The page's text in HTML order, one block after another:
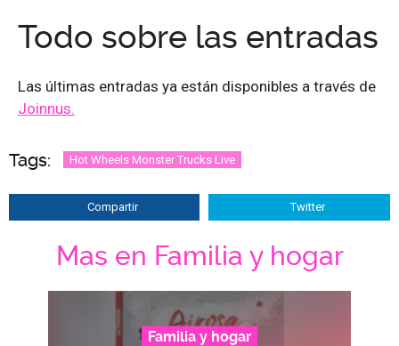
Todo sobre las entradas
Las últimas entradas ya están disponibles a través de
Joinnus.
Tags: Hot Wheels Monster Trucks Live
Compartir Twitter
Mas en Familia y hogar
Familia y hogar